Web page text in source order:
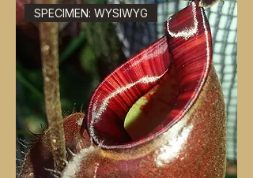
SPECIMEN: WYSIWYG